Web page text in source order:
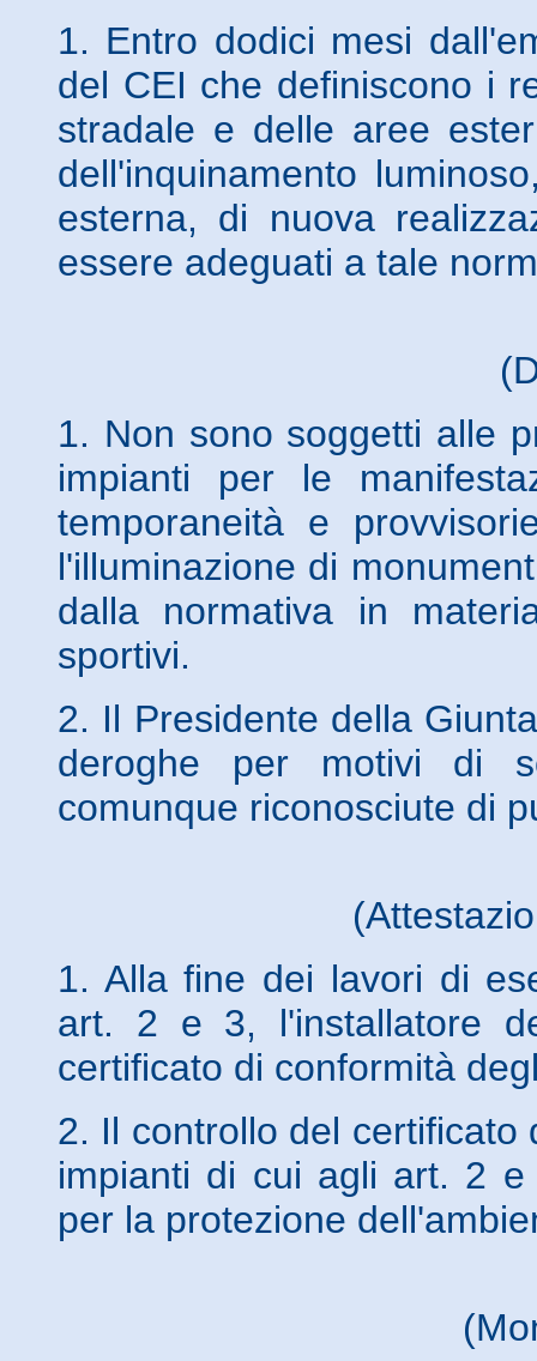
1. Entro dodici mesi
del CEI che definiscono i
stradale e delle aree
dell'inquinamento
esterna, di nuova
essere adeguati a tale
1. Non sono soggetti alle
impianti per le
temporaneità e
l'illuminazione di
dalla normativa in
sportivi.
2. Il Presidente della
deroghe per motivi di
comunque riconosciute di
1. Alla fine dei lavori di
art. 2 e 3, l'installatore
certificato di conformità
2. Il controllo del certificato
impianti di cui agli art. 2
per la protezione